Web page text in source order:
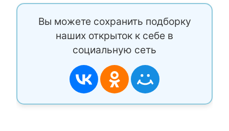
Вы можете сохранить подборку
наших открыток к себе в
социальную сеть